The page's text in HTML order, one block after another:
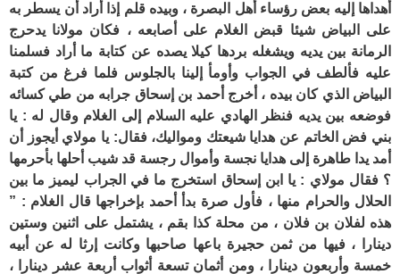
أهداها إليه بعض رؤساء أهل البصرة ، وبيده قلم إذا أراد أن يسطر به
على البياض شيئا قبض الغلام على أصابعه ، فكان مولانا يدحرج
الرمانة بين يديه ويشغله بردها كيلا يصده عن كتابة ما أراد فسلمنا
عليه فألطف في الجواب وأومأ إلينا بالجلوس فلما فرغ من كتبة
البياض الذي كان بيده ، أخرج أحمد بن إسحاق جرابه من طي كسائه
فوضعه بين يديه فنظر الهادي عليه السلام إلى الغلام وقال له : يا
بني فض الخاتم عن هدايا شيعتك ومواليك، فقال: يا مولاي أيجوز أن
أمد يدا طاهرة إلى هدايا نجسة وأموال رجسة قد شيب أحلها بأحرمها
؟ فقال مولاي : يا ابن إسحاق استخرج ما في الجراب ليميز ما بين
الحلال والحرام منها ، فأول صرة بدأ أحمد بإخراجها قال الغلام : ”
هذه لفلان بن فلان ، من محلة كذا بقم ، يشتمل على اثنين وستين
دينارا ، فيها من ثمن حجيرة باعها صاحبها وكانت إرثا له عن أبيه
خمسة وأربعون دينارا ، ومن أثمان تسعة أثواب أربعة عشر دينارا ،